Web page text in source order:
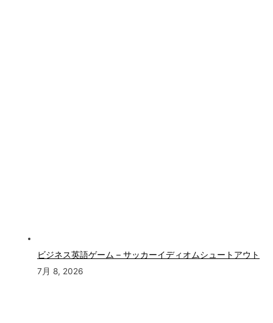
ビジネス英語ゲーム – サッカーイディオムシュートアウト
7月 8, 2026